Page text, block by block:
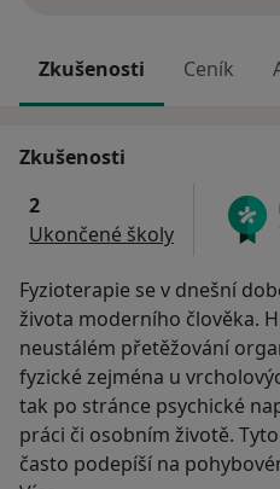
Zkušenosti Ceník
Zkušenosti
2
Ukončené školy
Fyzioterapie se v dnešní
života moderního člověka.
neustálém přetěžování
fyzické zejména u
tak po stránce psychické
práci či osobním životě.
často podepíší na